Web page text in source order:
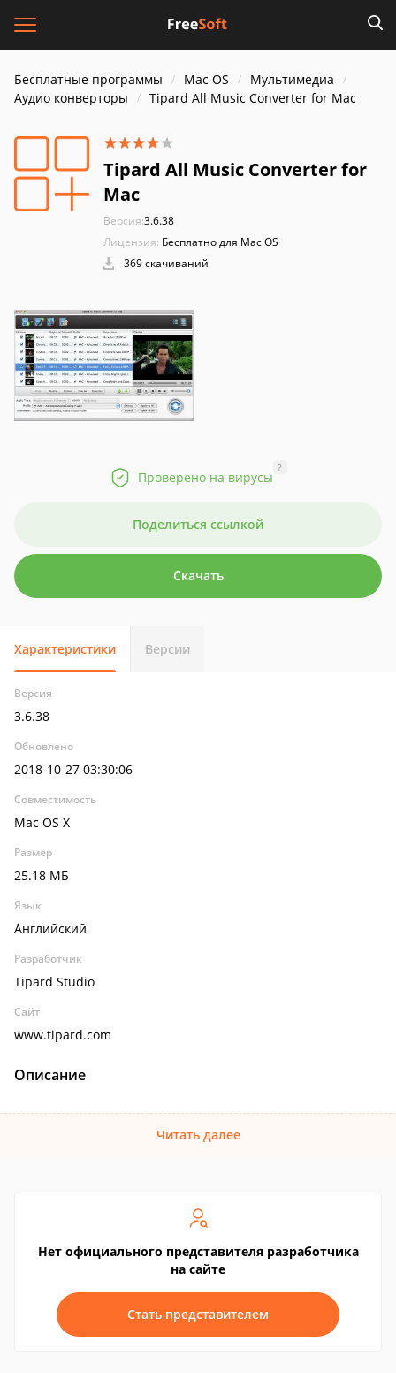
Бесплатные программы Mac OS
Мультимедиа
Аудио конверторы
Tipard All Music Converter for Mac
Tipard All Music Converter for
Mac
Версия:3.6.38
Лицензия: Бесплатно для Mac OS
369 скачиваний
Проверено на вирусы
?
Поделиться ссылкой
Скачать
Характеристики Версии
Версия
3.6.38
Обновлено
2018-10-27 03:30:06
Совместимость
Mac OS X
Размер
25.18 МБ
Язык
Английский
Разработчик
Tipard Studio
Сайт
www.tipard.com
Описание
Читать далее
Нет официального представителя разработчика
на сайте
Стать представителем